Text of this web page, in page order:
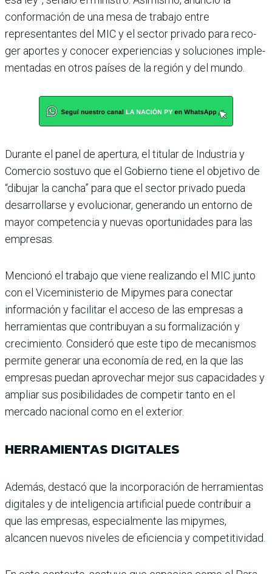
conforma­ción de una mesa de trabajo entre
representantes del MIC y el sector privado para reco­
ger aportes y conocer expe­riencias y soluciones imple­
mentadas en otros países de la región y del mundo.
Durante el panel de aper­tura, el titular de Industria y
Comercio sostuvo que el Gobierno tiene el objetivo de
“dibujar la cancha” para que el sector privado pueda
desa­rrollarse y evolucionar, gene­rando un entorno de
mayor competencia y nuevas opor­tunidades para las
empresas.
Mencionó el trabajo que viene realizando el MIC junto
con el Viceministerio de Mipy­mes para conectar
informa­ción y facilitar el acceso de las empresas a
herramientas que contribuyan a su forma­lización y
crecimiento. Con­sideró que este tipo de meca­nismos
permite generar una economía de red, en la que las
empresas puedan aprove­char mejor sus capacidades y
ampliar sus posibilidades de competir tanto en el
mercado nacional como en el exterior.
HERRAMIENTAS DIGITALES
Además, destacó que la incor­poración de herramientas
digitales y de inteligencia artificial puede contribuir a
que las empresas, especial­mente las mipymes,
alcancen nuevos niveles de eficiencia y competitividad.